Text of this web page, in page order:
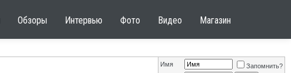
Обзоры Интервью Фото Видео Магазин
Имя
Запомнить?